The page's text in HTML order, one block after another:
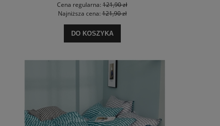
Cena regularna: 121,90 zł
Najniższa cena:121,90 zł
DO KOSZYKA